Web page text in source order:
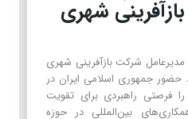
شهری
شرکت بازآفرینی شهری
حضور جمهوری اسلامی ایران در
فرصتی راهبردی برای تقویت
بین‌المللی در حوزه